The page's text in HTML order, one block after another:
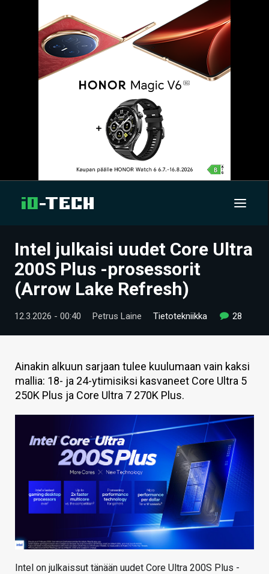
UUTISET
ARTIKKELIT
VIDEOT
TECHBBS
TIETOA
HINTA.FI
VAIHDA TEEMA
HAKU
Intel julkaisi uudet Core Ultra
200S Plus -prosessorit
(Arrow Lake Refresh)
12.3.2026 - 00:40 Petrus Laine Tietotekniikka 28
Ainakin alkuun sarjaan tulee kuulumaan vain kaksi
mallia: 18- ja 24-ytimisiksi kasvaneet Core Ultra 5
250K Plus ja Core Ultra 7 270K Plus.
Intel on julkaissut tänään uudet Core Ultra 200S Plus -